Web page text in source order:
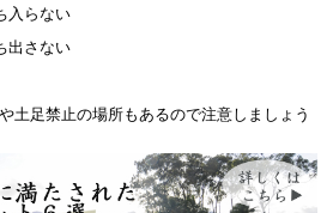
入らない
出さない
土足禁止の場所もあるので注意しましょう